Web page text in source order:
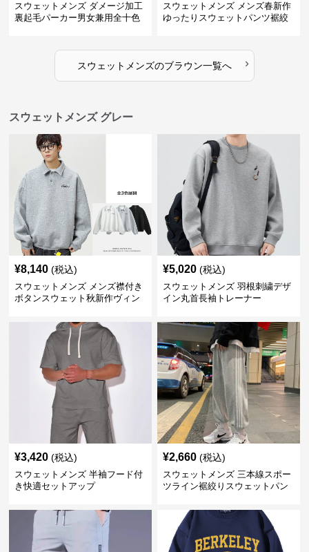
スウェットメンズ ダメージ加工
裏起毛パーカー男女兼用全十色
スウェットメンズ メンズ春新作
ゆったりスウェットパンツ裾絞
スウェットメンズのブラウン一覧へ ›
スウェットメンズ グレー
¥8,140 (税込)
スウェットメンズ メンズ襟付き
ボタンスウェット秋新作ヴィン
¥5,020 (税込)
スウェットメンズ 羽根刺繍デザ
イン丸首長袖トレーナー
¥3,420 (税込)
スウェットメンズ 半袖フード付
き快適セットアップ
¥2,660 (税込)
スウェットメンズ 三本線スポー
ツライン裾絞りスウェットパン